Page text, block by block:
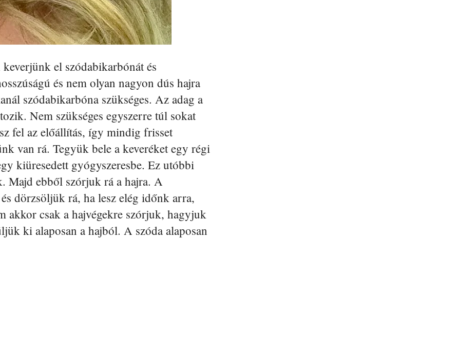
el szódabikarbónát és
és nem olyan nagyon dús hajra
szódabikarbóna szükséges. Az adag a
Nem szükséges egyszerre túl sokat
fel az előállítás, így mindig frisset
van rá. Tegyük bele a keveréket egy régi
kiüresedett gyógyszeresbe. Ez utóbbi
Majd ebből szórjuk rá a hajra. A
dörzsöljük rá, ha lesz elég időnk arra,
csak a hajvégekre szórjuk, hagyjuk
ki alaposan a hajból. A szóda alaposan